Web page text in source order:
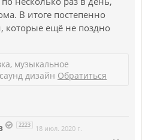
В итоге постепенно
которые ещё не поздно
музыкальное
дизайн Обратиться
2223 18 июл. 2020 г.